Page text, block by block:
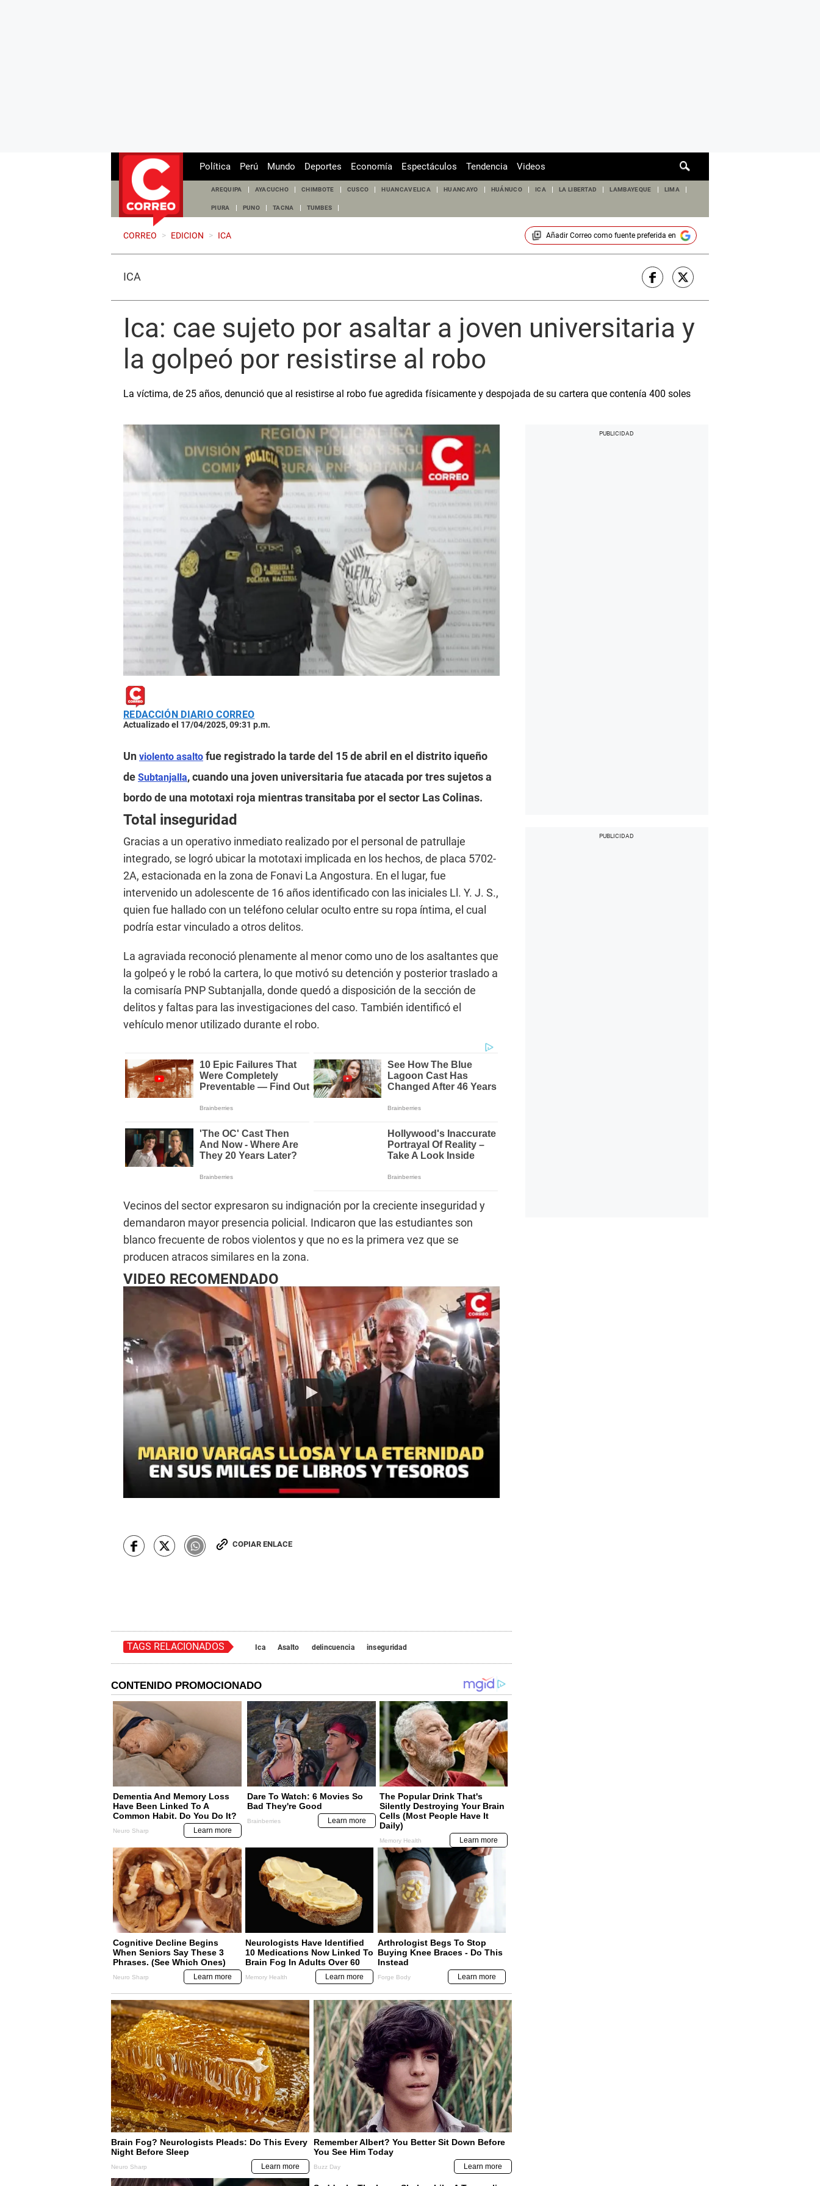
de
Política Perú Mundo Deportes Economía Espectáculos Tendencia Videos
AREQUIPA AYACUCHO CHIMBOTE CUSCO HUANCAVELICA HUANCAYO HUÁNUCO ICA LA LIBERTAD LAMBAYEQUE LIMA
PIURA PUNO TACNA TUMBES
CORREO > EDICION > ICA Añadir Correocomo fuente preferida en
ICA
Ica: cae sujeto por asaltar a joven universitaria y
la golpeó por resistirse al robo
La víctima, de 25 años, denunció que al resistirse al robo fue agredida físicamente y despojada de su cartera que contenía 400 soles
REDACCIÓN DIARIO CORREO
Actualizado el 17/04/2025, 09:31 p.m.
Un violento asalto fue registrado la tarde del 15 de abril en el distrito iqueño
de Subtanjalla, cuando una joven universitaria fue atacada por tres sujetos a
bordo de una mototaxi roja mientras transitaba por el sector Las Colinas.
Total inseguridad
Gracias a un operativo inmediato realizado por el personal de patrullaje
integrado, se logró ubicar la mototaxi implicada en los hechos, de placa 5702-
2A, estacionada en la zona de Fonavi La Angostura. En el lugar, fue
intervenido un adolescente de 16 años identificado con las iniciales Ll. Y. J. S.,
quien fue hallado con un teléfono celular oculto entre su ropa íntima, el cual
podría estar vinculado a otros delitos.
La agraviada reconoció plenamente al menor como uno de los asaltantes que
la golpeó y le robó la cartera, lo que motivó su detención y posterior traslado a
la comisaría PNP Subtanjalla, donde quedó a disposición de la sección de
delitos y faltas para las investigaciones del caso. También identificó el
vehículo menor utilizado durante el robo.
Vecinos del sector expresaron su indignación por la creciente inseguridad y
demandaron mayor presencia policial. Indicaron que las estudiantes son
blanco frecuente de robos violentos y que no es la primera vez que se
producen atracos similares en la zona.
VIDEO RECOMENDADO
COPIAR ENLACE
TAGS RELACIONADOS Ica Asalto delincuencia inseguridad